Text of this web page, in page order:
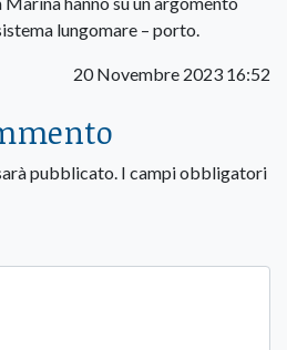
lungomare – porto.
20 Novembre 2023 16:52
pubblicato. I campi obbligatori